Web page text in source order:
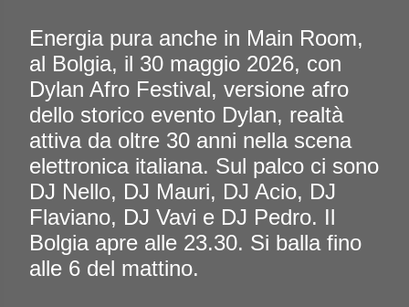
Energia pura anche in Main Room,
al Bolgia, il 30 maggio 2026, con
Dylan Afro Festival, versione afro
dello storico evento Dylan, realtà
attiva da oltre 30 anni nella scena
elettronica italiana. Sul palco ci sono
DJ Nello, DJ Mauri, DJ Acio, DJ
Flaviano, DJ Vavi e DJ Pedro. Il
Bolgia apre alle 23.30. Si balla fino
alle 6 del mattino.